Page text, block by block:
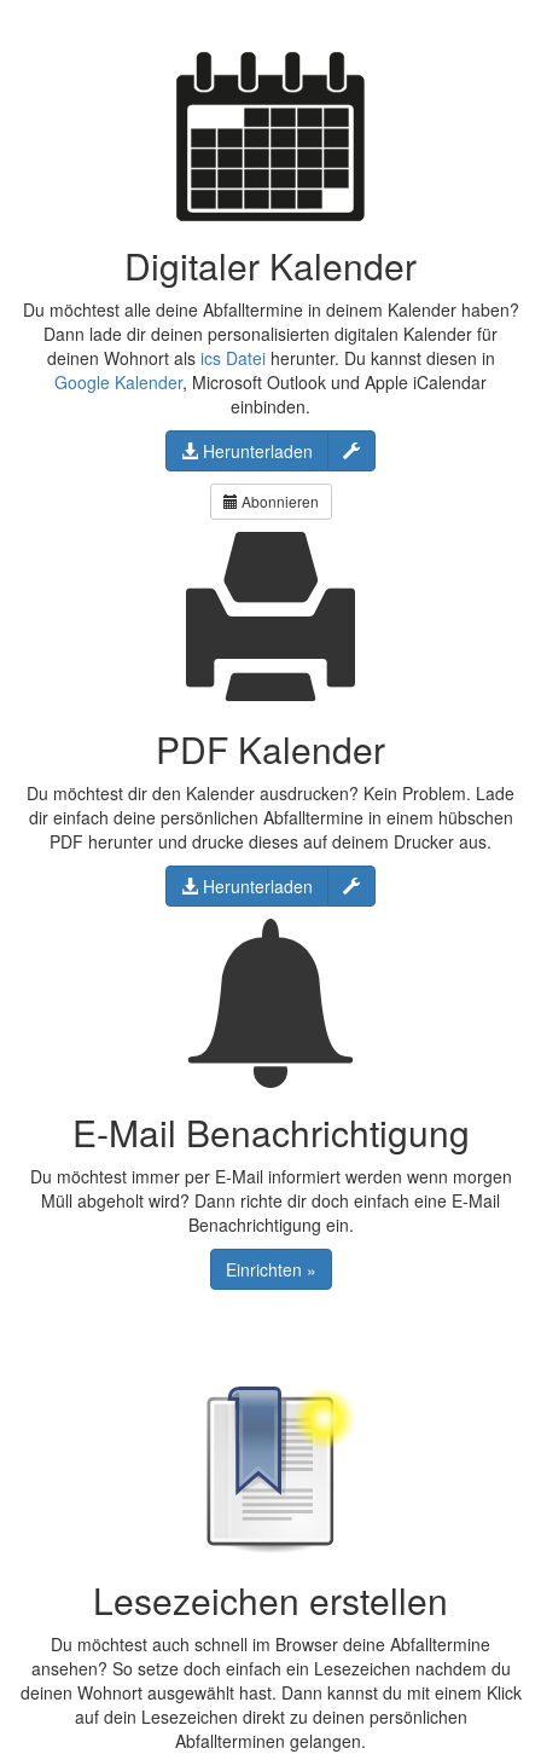
Digitaler Kalender
Du möchtest alle deine Abfalltermine in deinem Kalender haben?
Dann lade dir deinen personalisierten digitalen Kalender für
deinen Wohnort als ics Dateiherunter. Du kannst diesen in
Google Kalender, Microsoft Outlook und Apple iCalendar
einbinden.
Herunterladen
Konfigurieren
Abonnieren
PDF Kalender
Du möchtest dir den Kalender ausdrucken? Kein Problem. Lade
dir einfach deine persönlichen Abfalltermine in einem hübschen
PDF herunter und drucke dieses auf deinem Drucker aus.
Herunterladen
Konfigurieren
E-Mail Benachrichtigung
Du möchtest immer per E-Mail informiert werden wenn morgen
Müll abgeholt wird? Dann richte dir doch einfach eine E-Mail
Benachrichtigung ein.
Einrichten »
Lesezeichen erstellen
Du möchtest auch schnell im Browser deine Abfalltermine
ansehen? So setze doch einfach ein Lesezeichen nachdem du
deinen Wohnort ausgewählt hast. Dann kannst du mit einem Klick
auf dein Lesezeichen direkt zu deinen persönlichen
Abfallterminen gelangen.